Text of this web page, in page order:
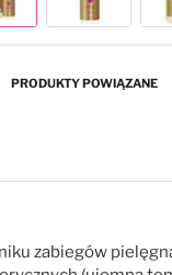
PRODUKTY POWIĄZANE
zabiegów